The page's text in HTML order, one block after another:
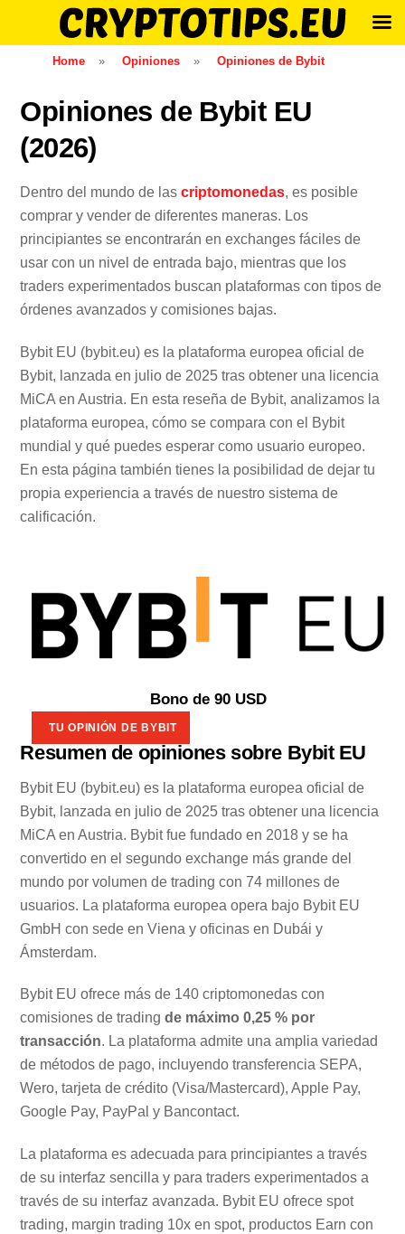
content
Home » Opiniones » Opiniones de Bybit
Opiniones de Bybit EU
(2026)
Dentro del mundo de lascriptomonedas, es posible
comprar y vender de diferentes maneras. Los
principiantes se encontrarán en exchanges fáciles de
usar con un nivel de entrada bajo, mientras que los
traders experimentados buscan plataformas con tipos de
órdenes avanzados y comisiones bajas.
Bybit EU (bybit.eu) es la plataforma europea oficial de
Bybit, lanzada en julio de 2025 tras obtener una licencia
MiCA en Austria. En esta reseña de Bybit, analizamos la
plataforma europea, cómo se compara con el Bybit
mundial y qué puedes esperar como usuario europeo.
En esta página también tienes la posibilidad de dejar tu
propia experiencia a través de nuestro sistema de
calificación.
Bono de 90 USD
TU OPINIÓN DE BYBIT
Resumen de opiniones sobre Bybit EU
Bybit EU (bybit.eu) es la plataforma europea oficial de
Bybit, lanzada en julio de 2025 tras obtener una licencia
MiCA en Austria. Bybit fue fundado en 2018 y se ha
convertido en el segundo exchange más grande del
mundo por volumen de trading con 74 millones de
usuarios. La plataforma europea opera bajo Bybit EU
GmbH con sede en Viena y oficinas en Dubái y
Ámsterdam.
Bybit EU ofrece más de 140 criptomonedas con
comisiones de tradingde máximo 0,25 % por
transacción. La plataforma admite una amplia variedad
de métodos de pago, incluyendo transferencia SEPA,
Wero, tarjeta de crédito (Visa/Mastercard), Apple Pay,
Google Pay, PayPal y Bancontact.
La plataforma es adecuada para principiantes a través
de su interfaz sencilla y para traders experimentados a
través de su interfaz avanzada. Bybit EU ofrece spot
trading, margin trading 10x en spot, productos Earn con